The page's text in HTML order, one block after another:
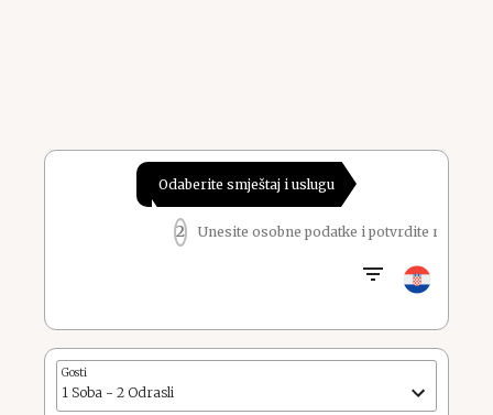
Odaberite smještaj i uslugu
2 Unesite osobne podatke i potvrdite
Gosti
1 Soba - 2 Odrasli